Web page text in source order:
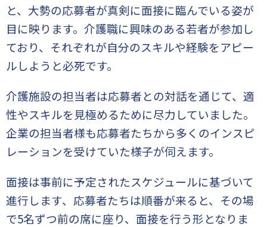
と、大勢の応募者が真剣に面接に臨んでいる姿が
目に映ります。介護職に興味のある若者が参加し
ており、それぞれが自分のスキルや経験をアピー
ルしようと必死です。
介護施設の担当者は応募者との対話を通じて、適
性やスキルを見極めるために尽力していました。
企業の担当者様も応募者たちから多くのインスピ
レーションを受けていた様子が伺えます。
面接は事前に予定されたスケジュールに基づいて
進行します、応募者たちは順番が来ると、その場
で5名ずつ前の席に座り、面接を行う形となりま